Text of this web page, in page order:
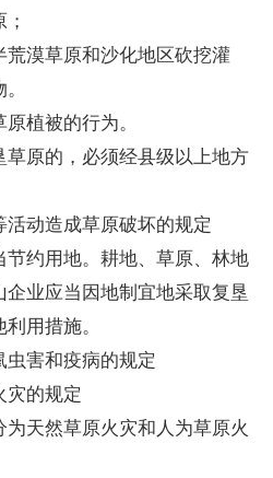
漠草原和沙化地区砍挖灌
植被的行为。
原的，必须经县级以上地方
动造成草原破坏的规定
约用地。耕地、草原、林地
业应当因地制宜地采取复垦
用措施。
害和疫病的规定
的规定
天然草原火灾和人为草原火